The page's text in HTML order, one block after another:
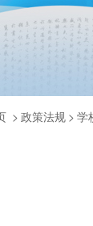
> 政策法规 > 学